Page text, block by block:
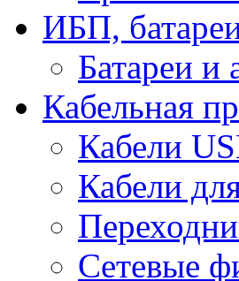
ИБП,
Батареи
Кабельная
Кабели
Кабели
Сетевые